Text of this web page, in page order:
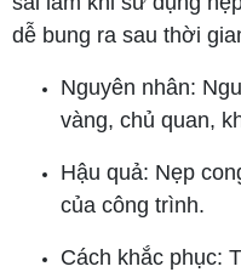
dễ bung ra sau thời
Nguyên nhân:
vàng, chủ quan,
Hậu quả: Nẹp
của công trình.
Cách khắc phục: